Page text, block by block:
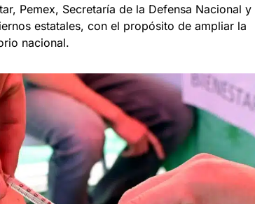
Pemex, Secretaría de la Defensa Nacional y
estatales, con el propósito de ampliar la
nacional.